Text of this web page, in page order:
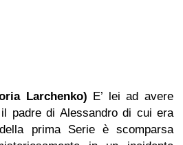
Larchenko) E’ lei ad avere
padre di Alessandro di cui era
prima Serie è scomparsa